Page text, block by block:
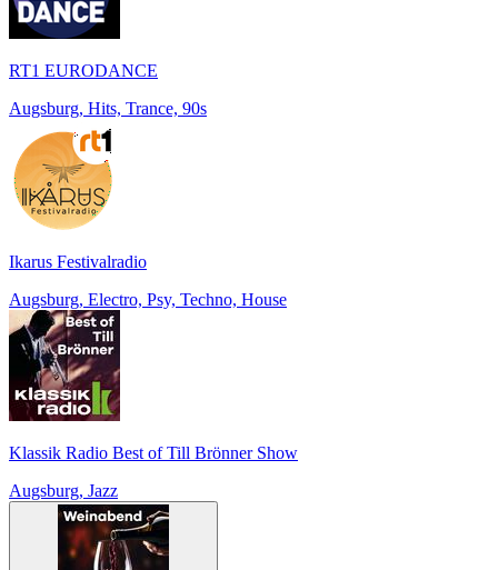
RT1 EURODANCE
Augsburg, Hits, Trance, 90s
Ikarus Festivalradio
Augsburg, Electro, Psy, Techno, House
Klassik Radio Best of Till Brönner Show
Augsburg, Jazz